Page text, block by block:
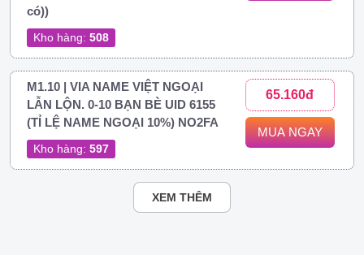
có))
Kho hàng: 508
M1.10 | VIA NAME VIỆT NGOẠI
LẪN LỘN. 0-10 BẠN BÈ UID 6155
(TỈ LỆ NAME NGOẠI 10%) NO2FA
Kho hàng: 597
65.160đ
MUA NGAY
XEM THÊM